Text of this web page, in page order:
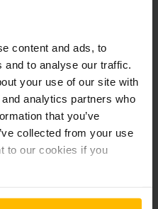
content and ads, to
and to analyse our traffic.
your use of our site with
analytics partners who
that you’ve
collected from your use
to our cookies if you